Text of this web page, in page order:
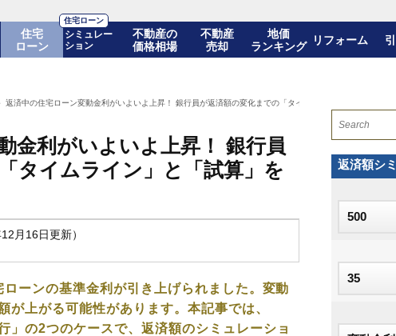
住宅
ローン
住宅ローン
シミュレー
ション
不動産の
価格相場
不動産
売却
地価
ランキング
リフォーム
返済中の住宅ローン変動金利がいよいよ上昇！ 銀行員が返済額の変化までの「タイムライン」と「試算」を
金利がいよいよ上昇！ 銀行員
タイムライン」と「試算」を
月16日更新）
ーンの基準金利が引き上げられました。変動
が上がる可能性があります。本記事では、
」の2つのケースで、返済額のシミュレーショ
返済額シ